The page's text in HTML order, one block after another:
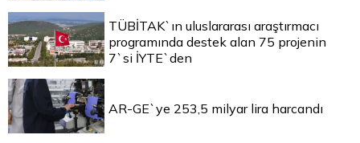
TÜBİTAK`ın uluslararası araştırmacı
programında destek alan 75 projenin
7`si İYTE`den
AR-GE`ye 253,5 milyar lira harcandı